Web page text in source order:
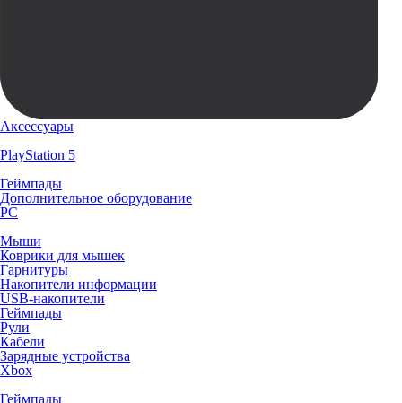
Аксессуары
PlayStation 5
Геймпады
Дополнительное оборудование
PC
Мыши
Коврики для мышек
Гарнитуры
Накопители информации
USB-накопители
Геймпады
Рули
Кабели
Зарядные устройства
Xbox
Геймпады